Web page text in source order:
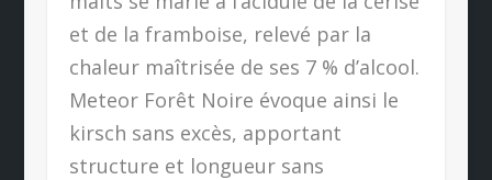
et de la framboise, relevé par la
chaleur maîtrisée de ses 7 % d’alcool.
Meteor Forêt Noire évoque ainsi le
kirsch sans excès, apportant
structure et longueur sans